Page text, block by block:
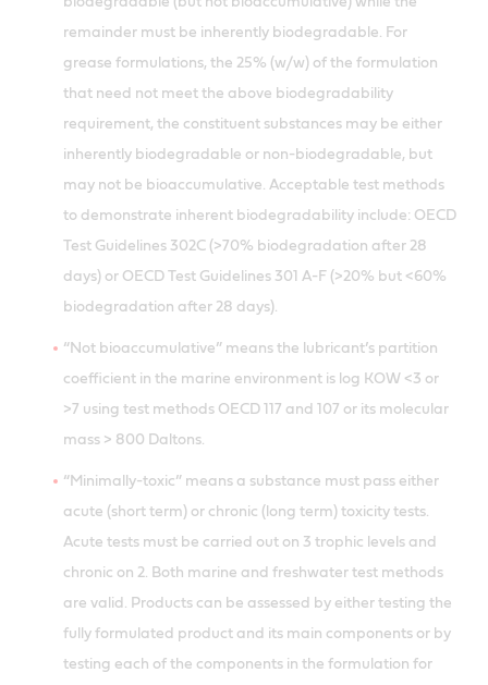
remainder must be inherently biodegradable. For
grease formulations, the 25% (w/w) of the formulation
that need not meet the above biodegradability
requirement, the constituent substances may be either
inherently biodegradable or non-biodegradable, but
may not be bioaccumulative. Acceptable test methods
to demonstrate inherent biodegradability include: OECD
Test Guidelines 302C (>70% biodegradation after 28
days) or OECD Test Guidelines 301 A-F (>20% but <60%
biodegradation after 28 days).
“Not bioaccumulative” means the lubricant’s partition
coefficient in the marine environment is log KOW <3 or
>7 using test methods OECD 117 and 107 or its molecular
mass > 800 Daltons.
“Minimally-toxic” means a substance must pass either
acute (short term) or chronic (long term) toxicity tests.
Acute tests must be carried out on 3 trophic levels and
chronic on 2. Both marine and freshwater test methods
are valid. Products can be assessed by either testing the
fully formulated product and its main components or by
testing each of the components in the formulation for